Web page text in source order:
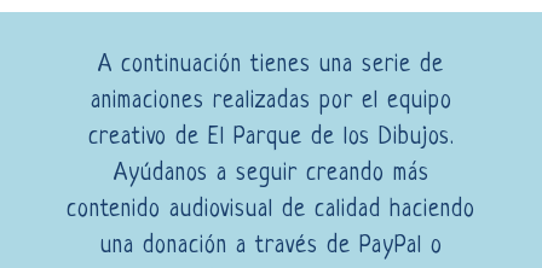
A continuación tienes una serie de
animaciones realizadas por el equipo
creativo de El Parque de los Dibujos.
Ayúdanos a seguir creando más
contenido audiovisual de calidad haciendo
una donación a través de PayPal o